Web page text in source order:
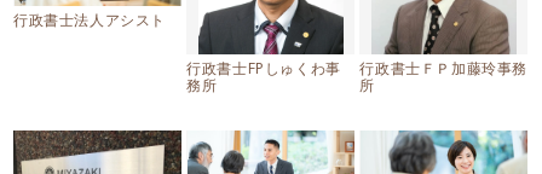
行政書士法人アシスト
行政書士FPしゅくわ事
務所
行政書士ＦＰ加藤玲事務
所